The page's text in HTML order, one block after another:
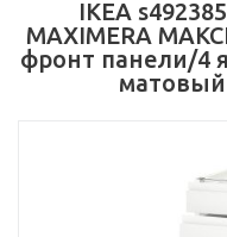
IKEA
MAXIMERA
фронт панели/4